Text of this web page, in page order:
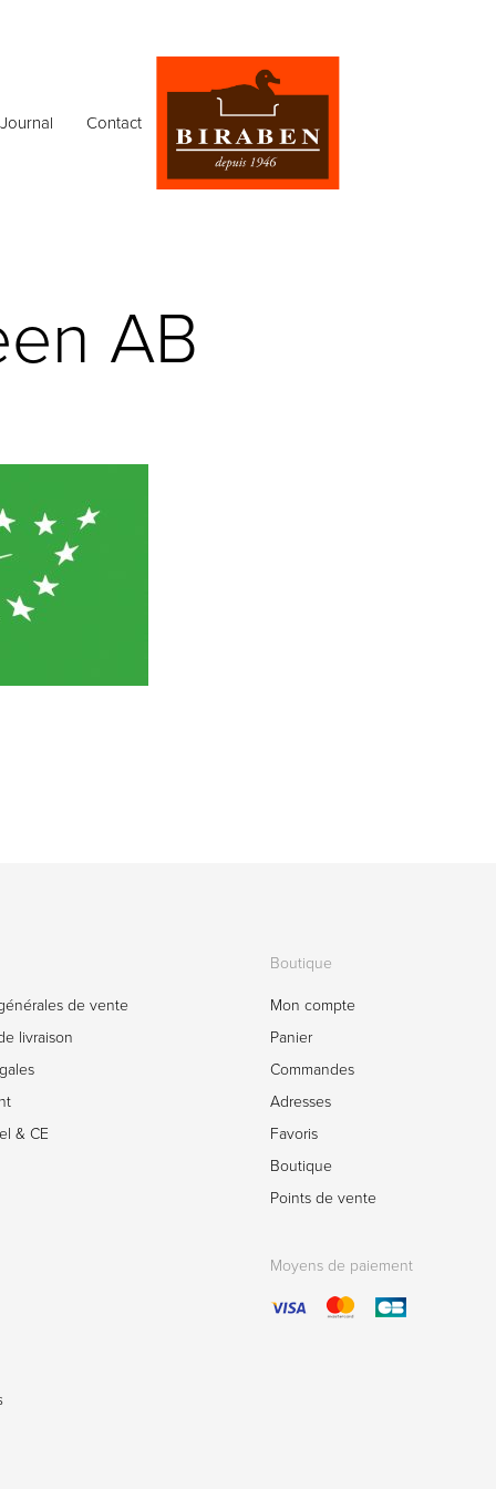
Journal Contact
AB
de vente
livraison
& CE
Boutique
Mon compte
Panier
Commandes
Adresses
Favoris
Boutique
Points de vente
Moyens de paiement